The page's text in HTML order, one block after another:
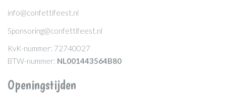
info@confettifeest.nl
Sponsoring@confettifeest.nl
KvK-nummer: 72740027
BTW-nummer: NL001443564B80
Openingstijden